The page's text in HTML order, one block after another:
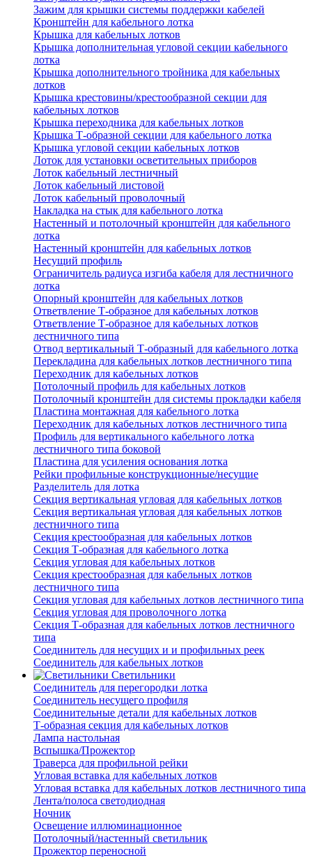
Зажим для крышки системы поддержки кабелей
Кронштейн для кабельного лотка
Крышка для кабельных лотков
Крышка дополнительная угловой секции кабельного
лотка
Крышка дополнительного тройника для кабельных
лотков
Крышка крестовины/крестообразной секции для
кабельных лотков
Крышка переходника для кабельных лотков
Крышка Т-образной секции для кабельного лотка
Крышка угловой секции кабельных лотков
Лоток для установки осветительных приборов
Лоток кабельный лестничный
Лоток кабельный листовой
Лоток кабельный проволочный
Накладка на стык для кабельного лотка
Настенный и потолочный кронштейн для кабельного
лотка
Настенный кронштейн для кабельных лотков
Несущий профиль
Ограничитель радиуса изгиба кабеля для лестничного
лотка
Опорный кронштейн для кабельных лотков
Ответвление Т-образное для кабельных лотков
Ответвление Т-образное для кабельных лотков
лестничного типа
Отвод вертикальный Т-образный для кабельного лотка
Перекладина для кабельных лотков лестничного типа
Переходник для кабельных лотков
Потолочный профиль для кабельных лотков
Потолочный кронштейн для системы прокладки кабеля
Пластина монтажная для кабельного лотка
Переходник для кабельных лотков лестничного типа
Профиль для вертикального кабельного лотка
лестничного типа боковой
Пластина для усиления основания лотка
Рейки профильные конструкционные/несущие
Разделитель для лотка
Секция вертикальная угловая для кабельных лотков
Секция вертикальная угловая для кабельных лотков
лестничного типа
Секция крестообразная для кабельных лотков
Секция Т-образная для кабельного лотка
Секция угловая для кабельных лотков
Секция крестообразная для кабельных лотков
лестничного типа
Секция угловая для кабельных лотков лестничного типа
Секция угловая для проволочного лотка
Секция Т-образная для кабельных лотков лестничного
типа
Соединитель для несущих и и профильных реек
Соединитель для кабельных лотков
Светильники
Соединитель для перегородки лотка
Соединитель несущего профиля
Соединительные детали для кабельных лотков
Т-образная секция для кабельных лотков
Лампа настольная
Вспышка/Прожектор
Траверса для профильной рейки
Угловая вставка для кабельных лотков
Угловая вставка для кабельных лотков лестничного типа
Лента/полоса светодиодная
Ночник
Освещение иллюминационное
Потолочный/настенный светильник
Прожектор переносной